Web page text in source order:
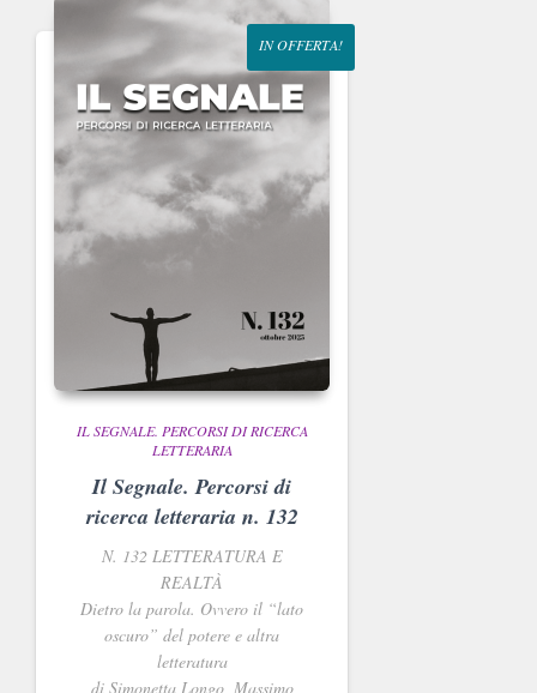
IN OFFERTA!
IL SEGNALE. PERCORSI DI RICERCA
LETTERARIA
Il Segnale. Percorsi di
ricerca letteraria n. 132
N. 132 LETTERATURA E
REALTÀ
Dietro la parola. Ovvero il “lato
oscuro” del potere e altra
letteratura
di Simonetta Longo, Massimo